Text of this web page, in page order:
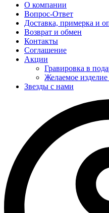
О компании
Вопрос-Ответ
Доставка, примерка и
Возврат и обмен
Контакты
Соглашение
Акции
Гравировка в
Желаемое изделие
Звезды с нами